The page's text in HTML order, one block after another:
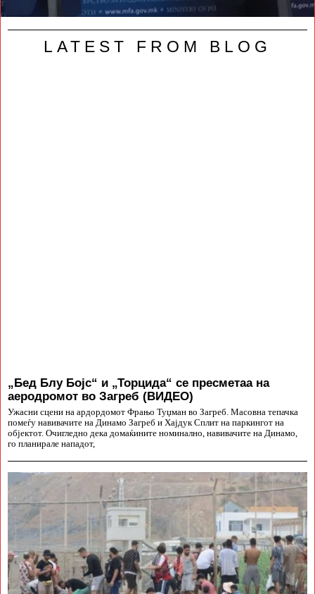
LATEST FROM BLOG
„Бед Блу Бојс“ и „Торцида“ се пресметаа на
аеродромот во Загреб (ВИДЕО)
Ужасни сцени на ардордомот Фрањо Туџман во Загреб. Масовна тепачка
помеѓу навивачите на Динамо Загреб и Хајдук Сплит на паркингот на
објектот. Очигледно дека домаќините номинално, навивачите на Динамо,
го планирале нападот,